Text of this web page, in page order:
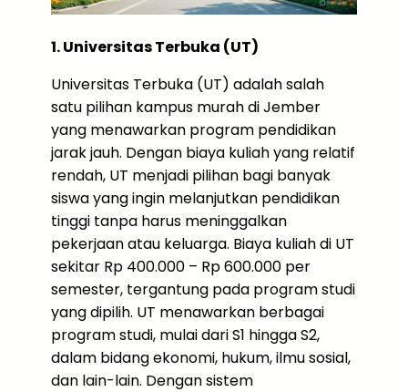
1. Universitas Terbuka (UT)
Universitas Terbuka (UT) adalah salah
satu pilihan kampus murah di Jember
yang menawarkan program pendidikan
jarak jauh. Dengan biaya kuliah yang relatif
rendah, UT menjadi pilihan bagi banyak
siswa yang ingin melanjutkan pendidikan
tinggi tanpa harus meninggalkan
pekerjaan atau keluarga. Biaya kuliah di UT
sekitar Rp 400.000 – Rp 600.000 per
semester, tergantung pada program studi
yang dipilih. UT menawarkan berbagai
program studi, mulai dari S1 hingga S2,
dalam bidang ekonomi, hukum, ilmu sosial,
dan lain-lain. Dengan sistem